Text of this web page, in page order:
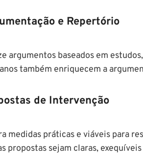
e Repertório
argumentos baseados em
também enriquecem a
de Intervenção
medidas práticas e viáveis para
propostas sejam claras,